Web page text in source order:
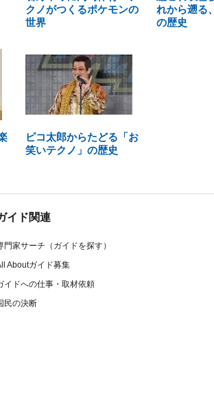
クノがつくるポケモンの
世界
れから遡る
の歴史
ピコ太郎からたどる「お
笑いテクノ」の歴史
イド関連
門家サーチ（ガイドを探す）
Aboutガイド募集
イドへの仕事・取材依頼
民の決断